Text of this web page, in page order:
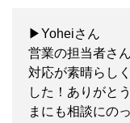
▶Yoheiさん
営業の担当者さ
対応が素晴らし
した！ありがと
まにも相談にの